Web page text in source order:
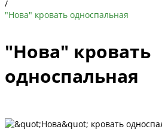
/
"Нова" кровать односпальная
"Нова" кровать
односпальная